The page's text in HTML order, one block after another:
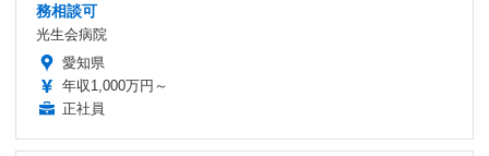
務相談可
光生会病院
愛知県
年収1,000万円～
正社員